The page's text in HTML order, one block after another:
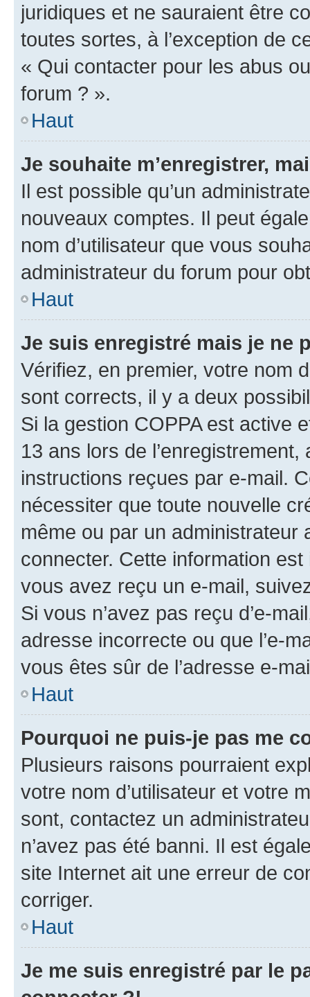
juridiques et ne sauraient être
toutes sortes, à l’exception de
« Qui contacter pour les abus
forum ? ».
Haut
Je souhaite m’enregistrer,
Il est possible qu’un
nouveaux comptes. Il peut
nom d’utilisateur que vous
administrateur du forum pour
Haut
Je suis enregistré mais je ne
Vérifiez, en premier, votre nom
sont corrects, il y a deux
Si la gestion COPPA est active
13 ans lors de
instructions reçues par e-mail.
nécessiter que toute nouvelle
même ou par un
connecter. Cette information
vous avez reçu un e-mail,
Si vous n’avez pas reçu d’e-
adresse incorrecte ou que l’e-
vous êtes sûr de l’adresse e-
Haut
Pourquoi ne puis-je pas me
Plusieurs raisons pourraient
votre nom d’utilisateur et votre
sont, contactez un
n’avez pas été banni. Il est
site Internet ait une erreur de
corriger.
Haut
Je me suis enregistré par le